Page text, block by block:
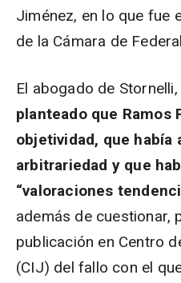
Jiménez, en lo que fue
de la Cámara de
El abogado de Stornelli,
planteado que Ramos
objetividad, que había
arbitrariedad y que
“valoraciones
además de cuestionar,
publicación en Centro
(CIJ) del fallo con el